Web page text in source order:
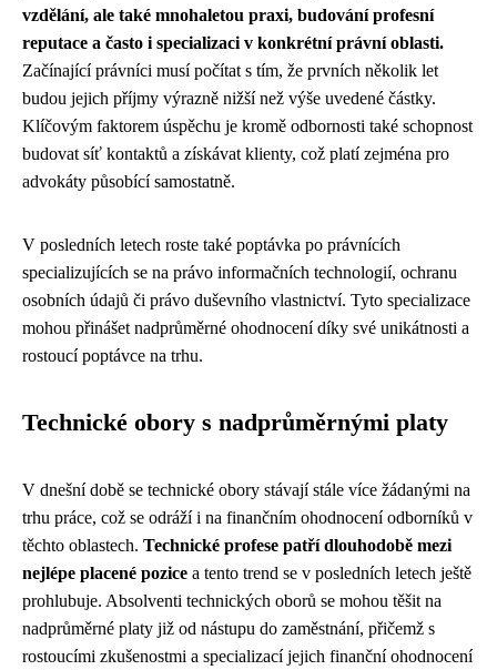
vzdělání, ale také mnohaletou praxi, budování profesní
reputace a často i specializaci v konkrétní právní oblasti.
Začínající právníci musí počítat s tím, že prvních několik let
budou jejich příjmy výrazně nižší než výše uvedené částky.
Klíčovým faktorem úspěchu je kromě odbornosti také schopnost
budovat síť kontaktů a získávat klienty, což platí zejména pro
advokáty působící samostatně.
V posledních letech roste také poptávka po právnících
specializujících se na právo informačních technologií, ochranu
osobních údajů či právo duševního vlastnictví. Tyto specializace
mohou přinášet nadprůměrné ohodnocení díky své unikátnosti a
rostoucí poptávce na trhu.
Technické obory s nadprůměrnými platy
V dnešní době se technické obory stávají stále více žádanými na
trhu práce, což se odráží i na finančním ohodnocení odborníků v
těchto oblastech. Technické profese patří dlouhodobě mezi
nejlépe placené pozice a tento trend se v posledních letech ještě
prohlubuje. Absolventi technických oborů se mohou těšit na
nadprůměrné platy již od nástupu do zaměstnání, přičemž s
rostoucími zkušenostmi a specializací jejich finanční ohodnocení